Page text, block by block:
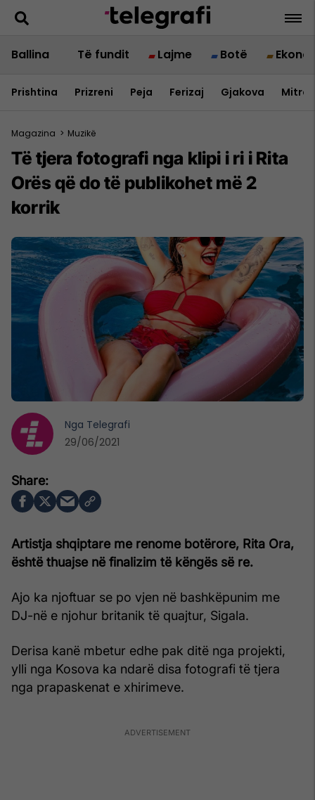
Ballina Të fundit Lajme Botë
Prishtina Prizreni Peja Ferizaj Gjakova
Magazina > Muzikë
Të tjera fotografi nga klipi i ri i Rita
Orës që do të publikohet më 2
korrik
Artistja shqiptare me renome botërore, Rita Ora,
është thuajse në finalizim të këngës së re.
Ajo ka njoftuar se po vjen në bashkëpunim me
DJ-në e njohur britanik të quajtur, Sigala.
Derisa kanë mbetur edhe pak ditë nga projekti,
ylli nga Kosova ka ndarë disa fotografi të tjera
nga prapaskenat e xhirimeve.
Nga Telegrafi
29/06/2021